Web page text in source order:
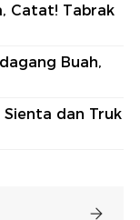
Catat! Tabrak
Buah,
dan Truk